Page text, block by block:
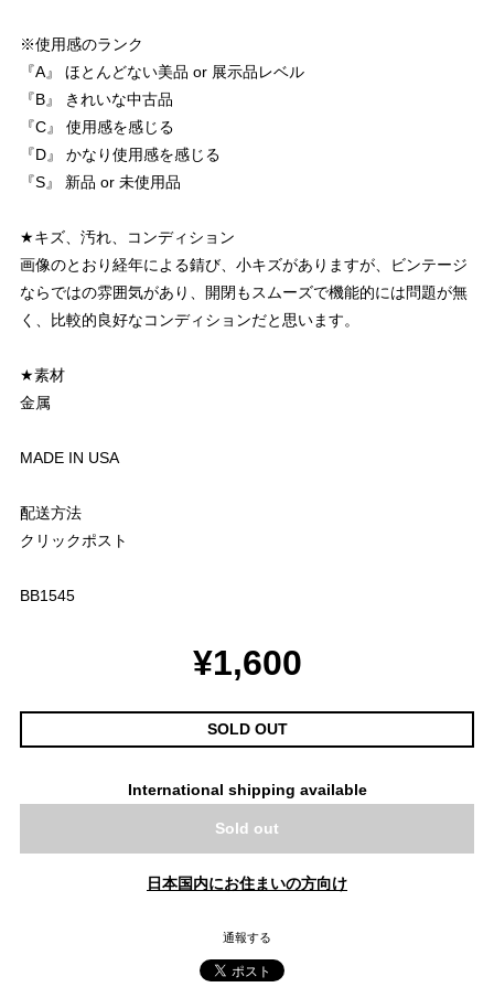
※使用感のランク
『A』 ほとんどない美品 or 展示品レベル
『B』 きれいな中古品
『C』 使用感を感じる
『D』 かなり使用感を感じる
『S』 新品 or 未使用品
★キズ、汚れ、コンディション
画像のとおり経年による錆び、小キズがありますが、ビンテージ
ならではの雰囲気があり、開閉もスムーズで機能的には問題が無
く、比較的良好なコンディションだと思います。
★素材
金属
MADE IN USA
配送方法
クリックポスト
BB1545
¥1,600
SOLD OUT
International shipping available
Sold out
日本国内にお住まいの方向け
通報する